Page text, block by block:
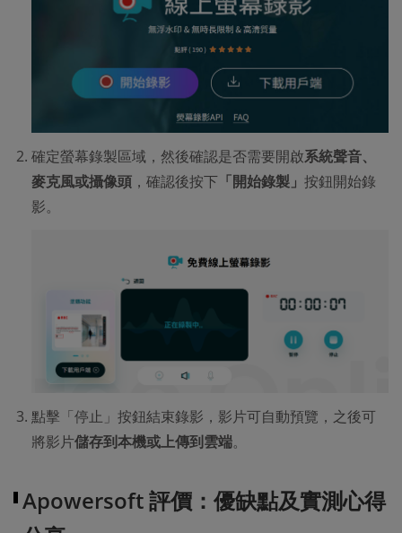
確定螢幕錄製區域，然後確認是否需要開啟系統聲音、
麥克風或攝像頭 ，確認後按下 「開始錄製」 按鈕開始錄
影。
點擊「停止」按鈕結束錄影，影片可自動預覽，之後可
將影片儲存到本機或上傳到雲端。
Apowersoft 評價：優缺點及實測心得